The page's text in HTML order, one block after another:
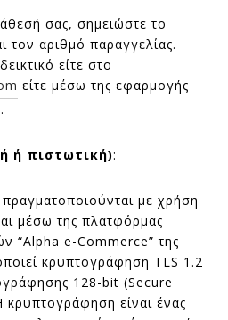
σας, σημειώστε το
τον αριθμό παραγγελίας.
είτε στο
είτε μέσω της εφαρμογής
ή πιστωτική):
με χρήση
μέσω της πλατφόρμας
“Alpha e-Commerce” της
κρυπτογράφηση TLS 1.2
128-bit (Secure
είναι ένας